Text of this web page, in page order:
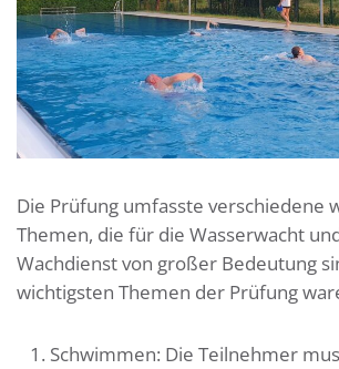
Die Prüfung umfasste verschiedene
Themen, die für die Wasserwacht
Wachdienst von großer Bedeutung
wichtigsten Themen der Prüfung
Schwimmen: Die Teilnehmer